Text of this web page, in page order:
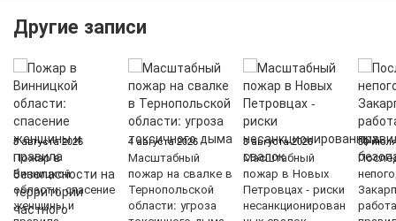
Другие записи
5 августа 2026
Пожар в
Винницкой
области: спасение
женщины и
4 августа 2026
Масштабный
пожар на свалке в
Тернопольской
области: угроза
3 августа 2026
Масштабный
пожар в Новых
Петровцах - риски
несанкционирован
30